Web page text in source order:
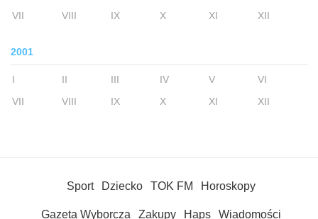
VII
VIII IX X XI XII
2001
I II III IV V
VI
VII
VIII IX X XI XII
Sport Dziecko TOK FM Horoskopy
Gazeta Wyborcza Zakupy Haps Wiadomości